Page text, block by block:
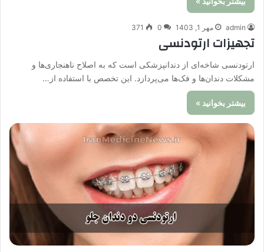
admin مهر 1, 1403 0
371
تجهیزات ارتودنسی
ارتودنسی شاخه‌ای از دندانپزشکی است که به اصلاح ناهنجاری‌ها و
مشکلات دندان‌ها و فک‌ها می‌پردازد. این تخصص با استفاده از…
بیشتر بخوانید »